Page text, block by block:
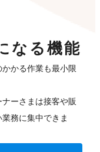
なる機能
かる作業も最小限
ーさまは接客や販
務に集中できま